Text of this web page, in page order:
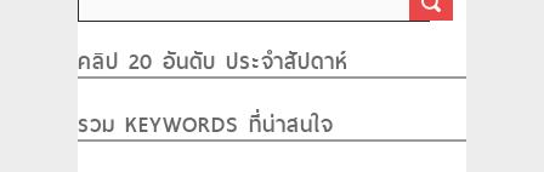
คลิป 20 อันดับ ประจำสัปดาห์
รวม KEYWORDS ที่น่าสนใจ